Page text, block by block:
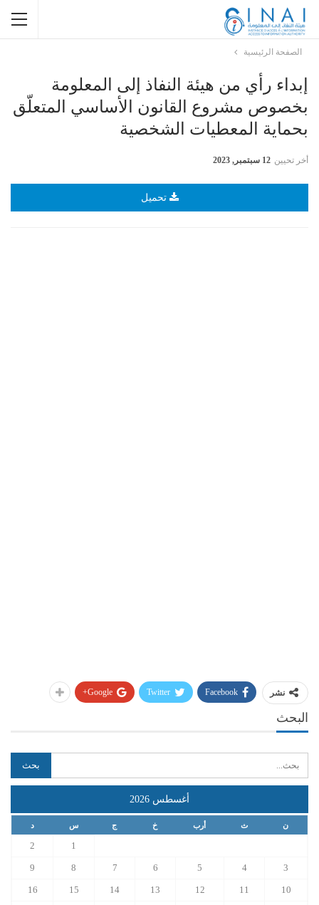
الصفحة الرئيسية
إبداء رأي من هيئة النفاذ إلى المعلومة
بخصوص مشروع القانون الأساسي المتعلّق
بحماية المعطيات الشخصية
أخر تحيين 12 سبتمبر, 2023
تحميل
نشر Facebook
Twitter
Google+
البحث
أغسطس 2026
ن ث أرب خ ج س د
1
2
3
4
5
6
7
8
9
10
11
12
13
14
15
16